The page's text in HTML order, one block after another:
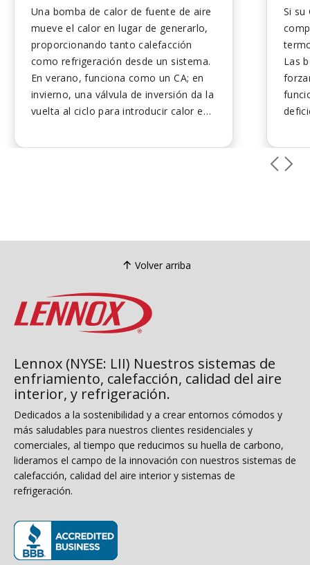
Una bomba de calor de fuente de aire
mueve el calor en lugar de generarlo,
proporcionando tanto calefacción
como refrigeración desde un sistema.
En verano, funciona como un CA; en
invierno, una válvula de inversión da la
vuelta al ciclo para introducir calor en
energía, puede suministrar más calor
una configuración de combustible
doble para una calefacción
Si su
Las
Volver arriba
Lennox (NYSE: LII) Nuestros sistemas de
enfriamiento, calefacción, calidad del aire
interior, y refrigeración.
Dedicados a la sostenibilidad y a crear entornos cómodos y
más saludables para nuestros clientes residenciales y
comerciales, al tiempo que reducimos su huella de carbono,
lideramos el campo de la innovación con nuestros sistemas de
calefacción, calidad del aire interior y sistemas de
refrigeración.